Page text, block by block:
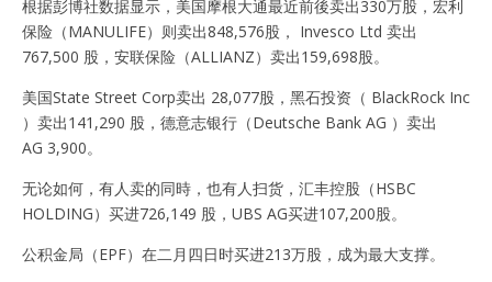
根据彭博社数据显示，美国摩根大通最近前後卖出330万股，宏利
保险（MANULIFE）则卖出848,576股， Invesco Ltd 卖出
767,500 股，安联保险（ALLIANZ）卖出159,698股。
美国State Street Corp卖出 28,077股，黑石投资（ BlackRock Inc
）卖出141,290 股，德意志银行（Deutsche Bank AG ）卖出
AG 3,900。
无论如何，有人卖的同時，也有人扫货，汇丰控股（HSBC
HOLDING）买进726,149 股，UBS AG买进107,200股。
公积金局（EPF）在二月四日时买进213万股，成为最大支撑。